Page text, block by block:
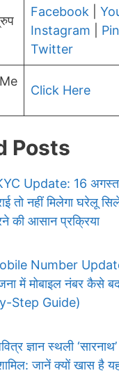
Facebook
Instagram
Twitter
Click Here
Posts
Update: 16
तो नहीं मिलेगा घरेलू
की आसान प्रक्रिया
Number
में मोबाइल नंबर कैसे
Step Guide)
ज्ञान स्थली
जानें क्यों खास है